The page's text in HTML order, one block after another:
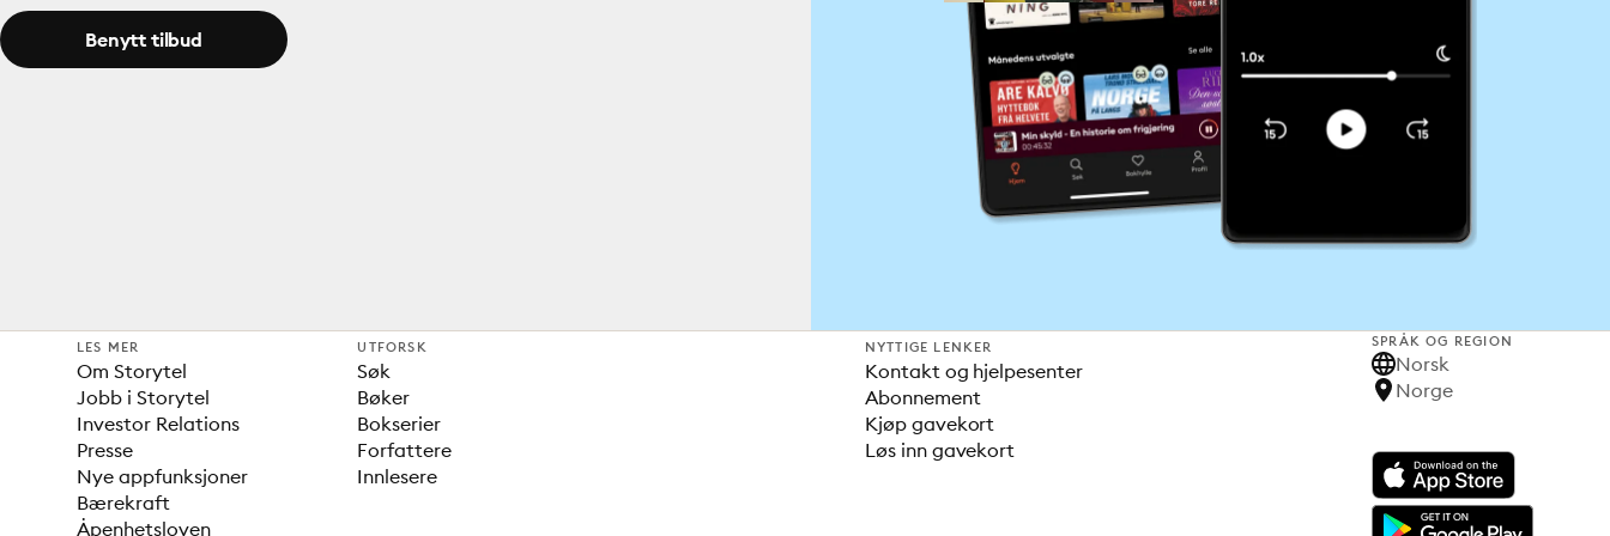
Benytt tilbud
LES MER
Om Storytel
Jobb i Storytel
Investor Relations
Presse
Nye appfunksjoner
Bærekraft
Åpenhetsloven
UTFORSK
Søk
Bøker
Bokserier
Forfattere
Innlesere
NYTTIGE LENKER
Kontakt og hjelpesenter
Abonnement
Kjøp gavekort
Løs inn gavekort
SPRÅK OG REGION
Norsk
Norge